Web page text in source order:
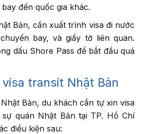
đến quốc gia khác.
Bản, cần xuất trình visa đi nước
bay, và giấy tờ liên quan.
dấu Shore Pass để bắt đầu quá
transit Nhật Bản
Bản, du khách cần tự xin visa
quán Nhật Bản tại TP. Hồ Chí
điều kiện sau: